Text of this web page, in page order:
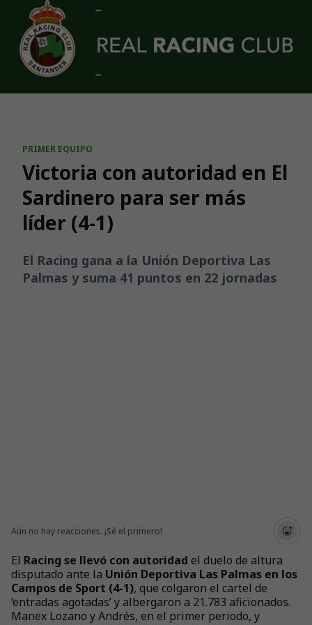
Skip to main content
PRIMER EQUIPO
Victoria con autoridad en El
Sardinero para ser más
líder (4-1)
El Racing gana a la Unión Deportiva Las
Palmas y suma 41 puntos en 22 jornadas
Aún no hay reacciones. ¡Sé el primero!
El Racing se llevó con autoridad el duelo de altura
disputado ante la Unión Deportiva Las Palmas en los
Campos de Sport (4-1), que colgaron el cartel de
‘entradas agotadas’ y albergaron a 21.783 aficionados.
Manex Lozano y Andrés, en el primer periodo, y